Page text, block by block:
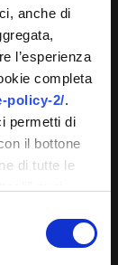
anche di
l’esperienza
completa
policy-2/.
permetti di
il bottone
di tutte le